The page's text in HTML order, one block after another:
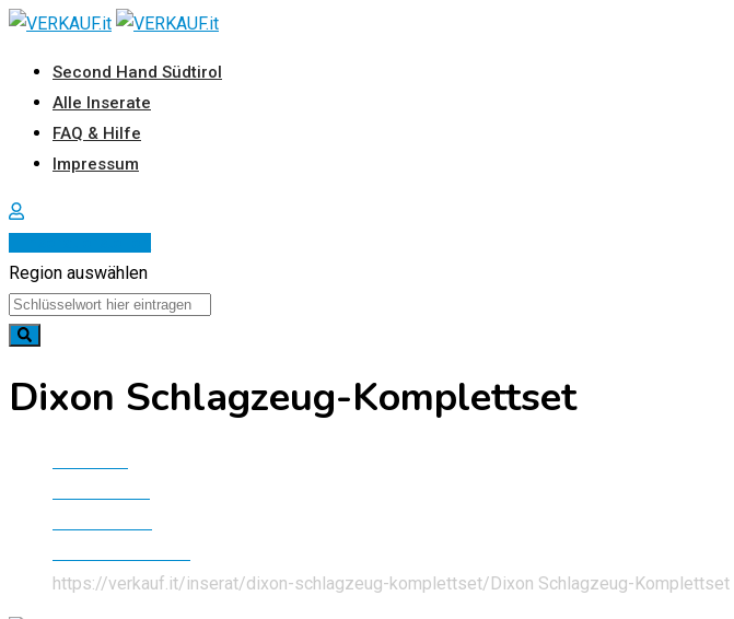
Zum
springen
Second Hand Südtirol
Alle Inserate
FAQ & Hilfe
Impressum
Region auswählen
Dixon Schlagzeug-Komplettset
https://verkauf.it/inserat/dixon-schlagzeug-komplettset/ Dixon Schlagzeug-Komplettset